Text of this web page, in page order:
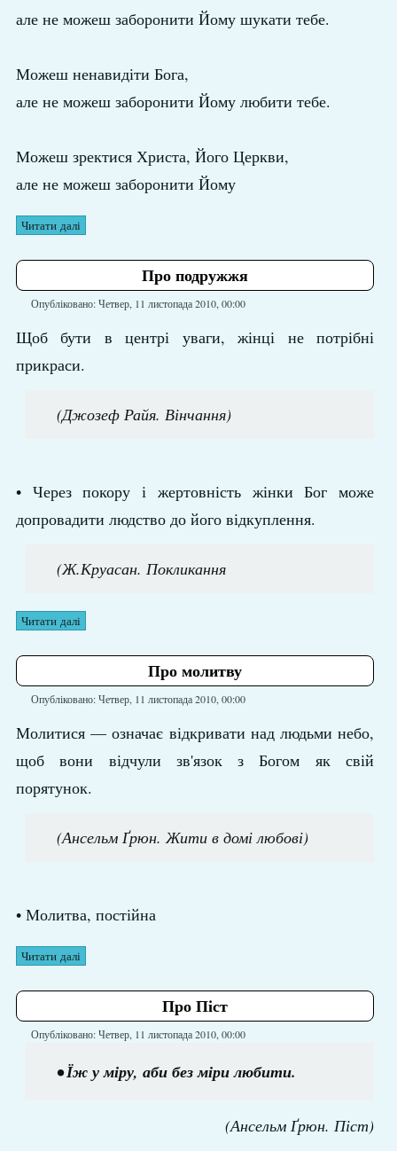
але не можеш заборонити Йому шукати тебе.
Можеш ненавидіти Бога,
але не можеш заборонити Йому любити тебе.
Можеш зректися Христа, Його Церкви,
але не можеш заборонити Йому
Читати далі
Про подружжя
Опубліковано: Четвер, 11 листопада 2010, 00:00
Щоб бути в центрі уваги, жінці не потрібні
прикраси.
(Джозеф Райя. Вінчання)
• Через покору і жертовність жінки Бог може
допровадити людство до його відкуплення.
(Ж.Круасан. Покликання
Читати далі
Про молитву
Опубліковано: Четвер, 11 листопада 2010, 00:00
Молитися — означає відкривати над людьми небо,
щоб вони відчули зв'язок з Богом як свій
порятунок.
(Ансельм Ґрюн. Жити в домі любові)
• Молитва, постійна
Читати далі
Про Піст
Опубліковано: Четвер, 11 листопада 2010, 00:00
• Їж у міру, аби без міри любити.
(Ансельм Ґрюн. Піст)